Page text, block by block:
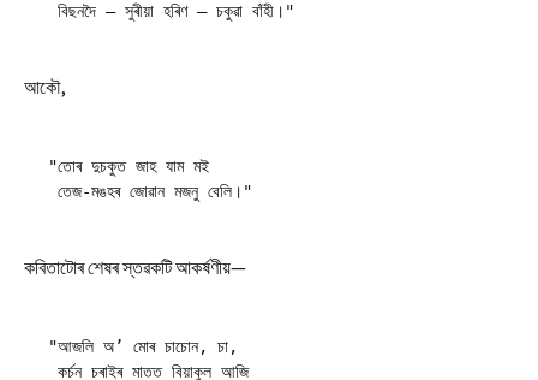
বিছনদৈ – সুৰীয়া হৰিণ – চকুৱা বাঁহী।"
আকৌ,
"তোৰ দুচকুত জাহ যাম মই
তেজ-মঙহৰ জোৱান মজনু বেলি।"
কবিতাটোৰ শেষৰ স্তৱকটি আকৰ্ষণীয়—
"আজলি অ’ মোৰ চাচোন, চা,
কৰ্চন চৰাইৰ মাতত বিয়াকুল আজি